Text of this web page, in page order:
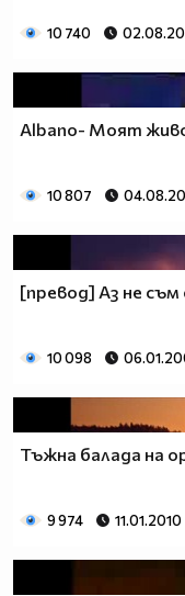
10 740
Albano- Моят
10 807
[превод] Аз не съм
10 098
Тъжна балада на
9 974 11.01.2010